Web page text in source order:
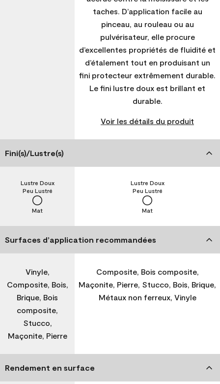
taches. D’application facile au
pinceau, au rouleau ou au
pulvérisateur, elle procure
d’excellentes propriétés de fluidité et
d’étalement tout en produisant un
fini protecteur extrêmement durable.
Le fini lustre doux est brillant et
durable.
Voir les détails du produit
Fini(s)/Lustre(s)
Mat
Peu Lustré
Lustre Doux
Mat
Peu Lustré
Lustre Doux
Surfaces d’application recommandées
Vinyle,
Composite, Bois,
Brique, Bois
composite,
Stucco,
Maçonite, Pierre
Composite, Bois composite,
Maçonite, Pierre, Stucco, Bois, Brique,
Métaux non ferreux, Vinyle
Rendement en surface